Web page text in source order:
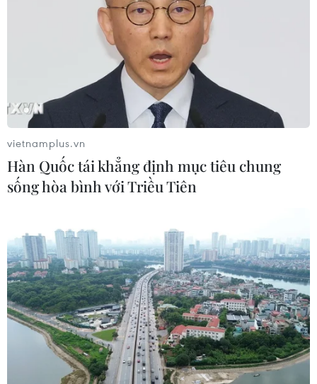
TIN CÙNG CHUYÊN MỤC
Ca vi phẫu ghép da đầu hiếm gặp
giúp bé gái phục hồi sau 10 năm
06/08/2026 07:15
vietnamplus.vn
Hàn Quốc tái khẳng định mục tiêu chung
sống hòa bình với Triều Tiên